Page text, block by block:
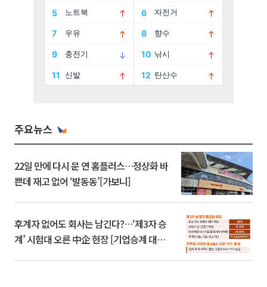
주요뉴스
22일 만에 다시 문 연 홈플러스…정상화 바
쁜데 재고 없어 ‘발동동’[가보니]
후계자 없어도 회사는 남긴다?…‘제3자 승
계’ 시험대 오른 中企 현장 [기업승계 대전